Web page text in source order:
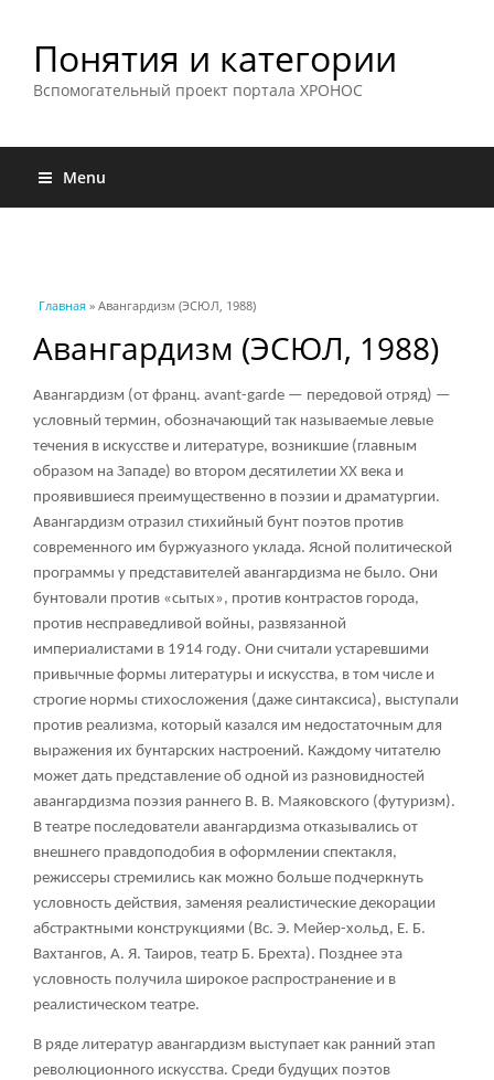
Понятия и категории
Вспомогательный проект портала ХРОНОС
Menu
Вы здесь
Главная » Авангардизм (ЭСЮЛ, 1988)
Авангардизм (ЭСЮЛ, 1988)
Авангардизм (от франц. avant-garde — передовой отряд) —
условный термин, обозначающий так называемые левые
течения в искусстве и литературе, возникшие (главным
образом на Западе) во втором десятилетии XX века и
проявившиеся преимущественно в поэзии и драматургии.
Авангардизм отразил стихийный бунт поэтов против
современного им буржуазного уклада. Ясной политической
программы у представителей авангардизма не было. Они
бунтовали против «сытых», против контрастов города,
против несправедливой войны, развязанной
империалистами в 1914 году. Они считали устаревшими
привычные формы литературы и искусства, в том числе и
строгие нормы стихосложения (даже синтаксиса), выступали
против реализма, который казался им недостаточным для
выражения их бунтарских настроений. Каждому читателю
может дать представление об одной из разновидностей
авангардизма поэзия раннего В. В. Маяковского (футуризм).
В театре последователи авангардизма отказывались от
внешнего правдоподобия в оформлении спектакля,
режиссеры стремились как можно больше подчеркнуть
условность действия, заменяя реалистические декорации
абстрактными конструкциями (Вс. Э. Мейер-хольд, Е. Б.
Вахтангов, А. Я. Таиров, театр Б. Брехта). Позднее эта
условность получила широкое распространение и в
реалистическом театре.
В ряде литератур авангардизм выступает как ранний этап
революционного искусства. Среди будущих поэтов